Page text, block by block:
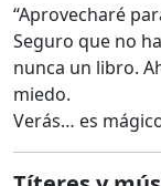
“Aprovecharé
Seguro que no
nunca un libro.
miedo.
Verás… es